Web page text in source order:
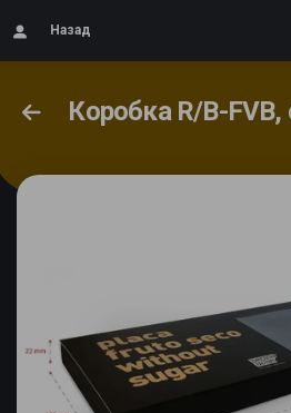
Назад
Коробка R/B-FVB, скользящая лента с